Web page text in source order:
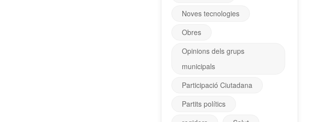
Noves tecnologies
Obres
Opinions dels grups
municipals
Participació Ciutadana
Partits polítics